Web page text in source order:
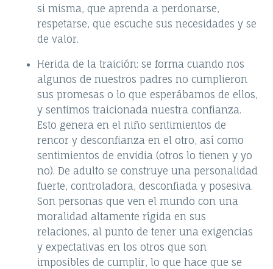
si misma, que aprenda a perdonarse,
respetarse, que escuche sus necesidades y se
de valor.
Herida de la traición: se forma cuando nos
algunos de nuestros padres no cumplieron
sus promesas o lo que esperábamos de ellos,
y sentimos traicionada nuestra confianza.
Esto genera en el niño sentimientos de
rencor y desconfianza en el otro, así como
sentimientos de envidia (otros lo tienen y yo
no). De adulto se construye una personalidad
fuerte, controladora, desconfiada y posesiva.
Son personas que ven el mundo con una
moralidad altamente rígida en sus
relaciones, al punto de tener una exigencias
y expectativas en los otros que son
imposibles de cumplir, lo que hace que se